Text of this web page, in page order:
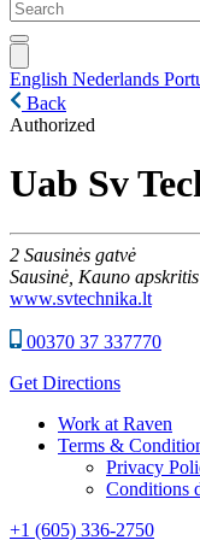
English Nederlands
Back
Authorized
Uab Sv
2 Sausinės gatvė
Sausinė, Kauno apskritis
www.svtechnika.lt
00370 37 337770
Get Directions
Work at Raven
Terms &
Privacy
Conditions
+1 (605) 336-2750